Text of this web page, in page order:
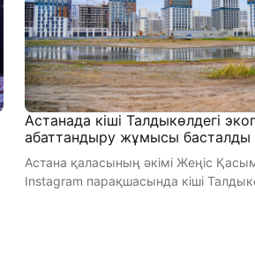
Астанада кіші Талдыкөлдегі
абаттандыру жұмысы басталды
Астана қаласының әкімі Жеңіс
Instagram парақшасында кіші